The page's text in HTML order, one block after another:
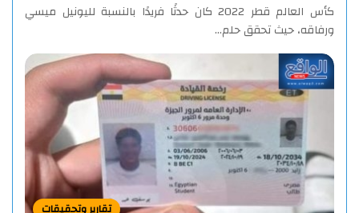
كأس العالم قطر 2022 كان حدثًا فريدًا بالنسبة لليونيل ميسي
ورفاقه، حيث تحقق حلم…
تقارير وتحقيقات